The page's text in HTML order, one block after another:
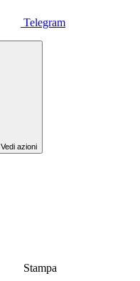
Telegram
Vedi azioni
Stampa